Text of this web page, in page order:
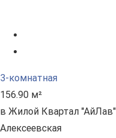
3-комнатная
156.90 м²
в Жилой Квартал
Алексеевская